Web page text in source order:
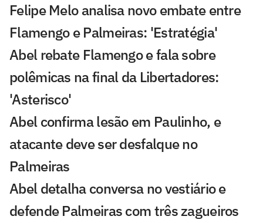
Felipe Melo analisa novo embate entre
Flamengo e Palmeiras: 'Estratégia'
Abel rebate Flamengo e fala sobre
polêmicas na final da Libertadores:
'Asterisco'
Abel confirma lesão em Paulinho, e
atacante deve ser desfalque no
Palmeiras
Abel detalha conversa no vestiário e
defende Palmeiras com três zagueiros